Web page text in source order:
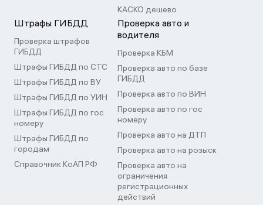
КАСКО дешево
Штрафы ГИБДД
Проверка штрафов
ГИБДД
Штрафы ГИБДД по СТС
Штрафы ГИБДД по ВУ
Штрафы ГИБДД по УИН
Штрафы ГИБДД по гос
номеру
Штрафы ГИБДД по
городам
Справочник КоАП РФ
Проверка авто и
водителя
Проверка КБМ
Проверка авто по базе
ГИБДД
Проверка авто по ВИН
Проверка авто по гос
номеру
Проверка авто на ДТП
Проверка авто на розыск
Проверка авто на
ограничения
регистрационных
действий